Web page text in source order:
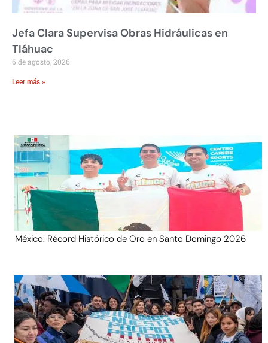
Jefa Clara Supervisa Obras Hidráulicas en
Tláhuac
6 de agosto, 2026
Leer más »
México: Récord Histórico de Oro en Santo Domingo 2026